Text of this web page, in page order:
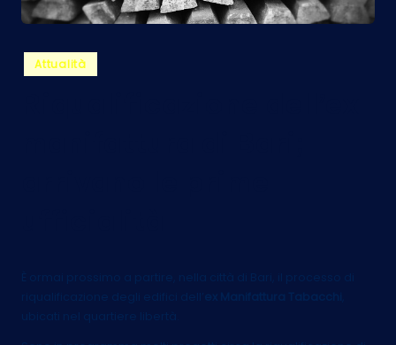
Posted
in
Attualità
È ormai prossimo a partire, nella città di Bari, il processo di
riqualificazione degli edifici dell’
ex Manifattura Tabacchi
ubicati nel quartiere libertà.